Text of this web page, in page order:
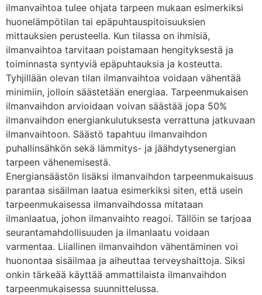
ilmanvaihtoa tulee ohjata tarpeen mukaan esimerkiksi
huonelämpötilan tai epäpuhtauspitoisuuksien
mittauksien perusteella. Kun tilassa on ihmisiä,
ilmanvaihtoa tarvitaan poistamaan hengityksestä ja
toiminnasta syntyviä epäpuhtauksia ja kosteutta.
Tyhjillään olevan tilan ilmanvaihtoa voidaan vähentää
minimiin, jolloin säästetään energiaa. Tarpeenmukaisen
ilmanvaihdon arvioidaan voivan säästää jopa 50%
ilmanvaihdon energiankulutuksesta verrattuna jatkuvaan
ilmanvaihtoon. Säästö tapahtuu ilmanvaihdon
puhallinsähkön sekä lämmitys- ja jäähdytysenergian
tarpeen vähenemisestä.
Energiansäästön lisäksi ilmanvaihdon tarpeenmukaisuus
parantaa sisäilman laatua esimerkiksi siten, että usein
tarpeenmukaisessa ilmanvaihdossa mitataan
ilmanlaatua, johon ilmanvaihto reagoi. Tällöin se tarjoaa
seurantamahdollisuuden ja ilmanlaatu voidaan
varmentaa. Liiallinen ilmanvaihdon vähentäminen voi
huonontaa sisäilmaa ja aiheuttaa terveyshaittoja. Siksi
onkin tärkeää käyttää ammattilaista ilmanvaihdon
tarpeenmukaisessa suunnittelussa.